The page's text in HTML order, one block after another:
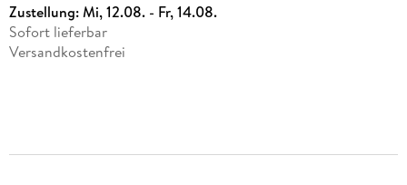
Zustellung:Mi, 12.08. - Fr, 14.08.
Sofort lieferbar
Versandkostenfrei